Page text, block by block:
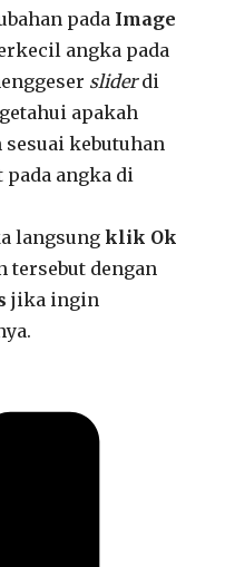
pada Image
angka pada
sliderdi
apakah
kebutuhan
angka di
langsungklik Ok
tersebut dengan
jika ingin